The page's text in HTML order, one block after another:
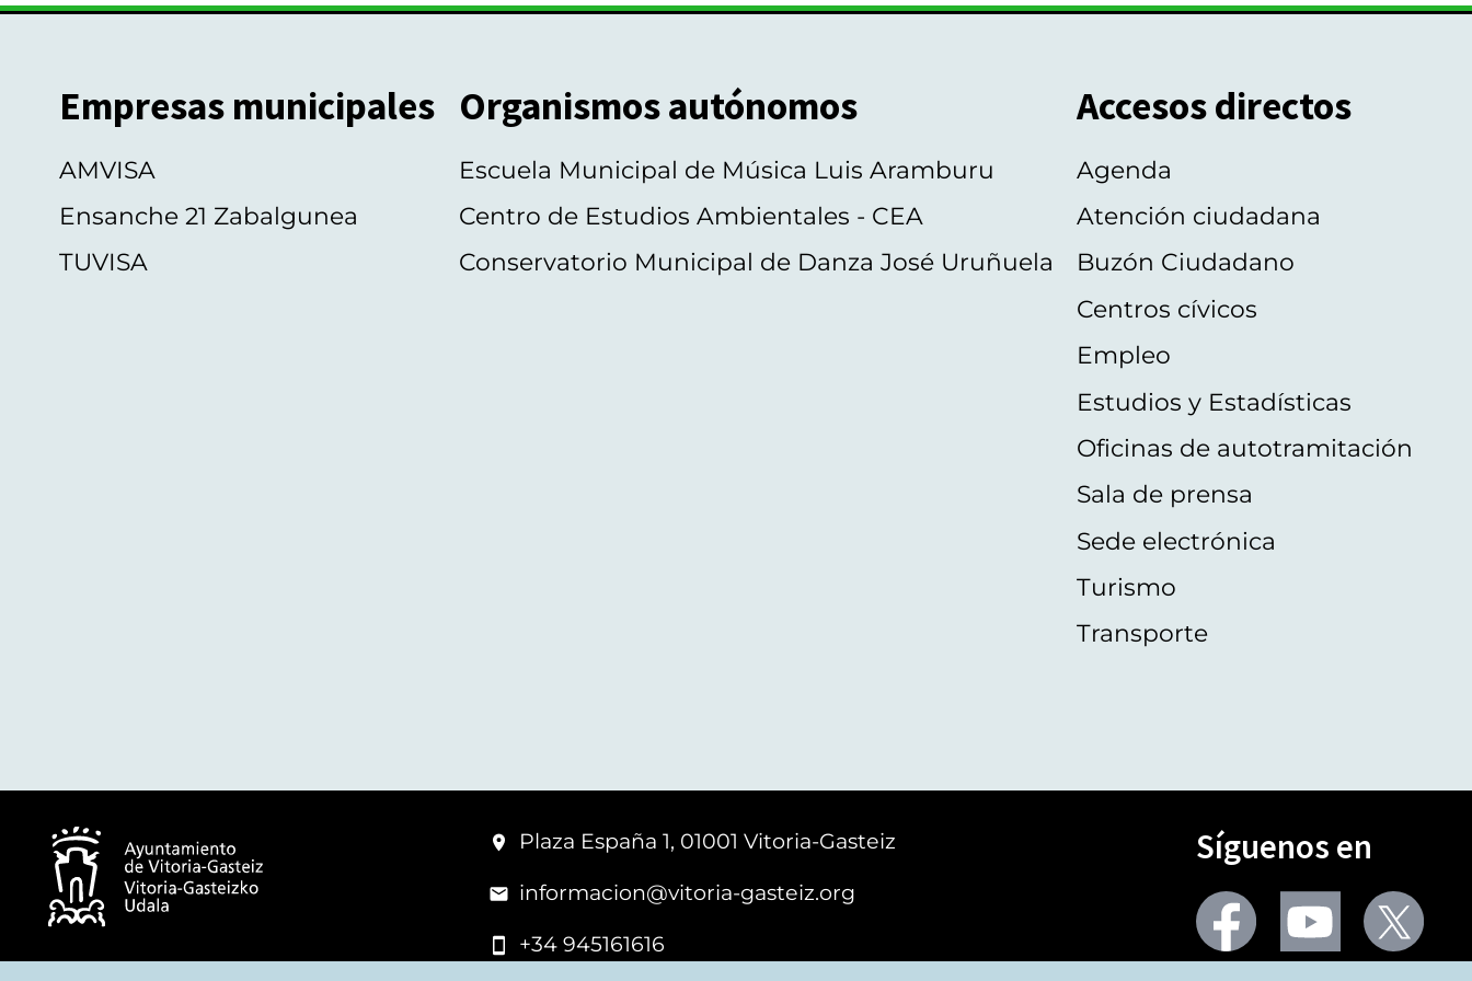
Empresas municipales
AMVISA
Ensanche 21 Zabalgunea
TUVISA
Organismos autónomos
Escuela Municipal de Música Luis Aramburu
Centro de Estudios Ambientales - CEA
Conservatorio Municipal de Danza José Uruñuela
Accesos directos
Agenda
Atención ciudadana
Buzón Ciudadano
Centros cívicos
Empleo
Estudios y Estadísticas
Oficinas de autotramitación
Sala de prensa
Sede electrónica
Turismo
Transporte
Plaza España 1, 01001 Vitoria-Gasteiz
informacion@vitoria-gasteiz.org
+34 945161616
Síguenos en
Seguir
en
facebook
Seguir
en
youtubeX